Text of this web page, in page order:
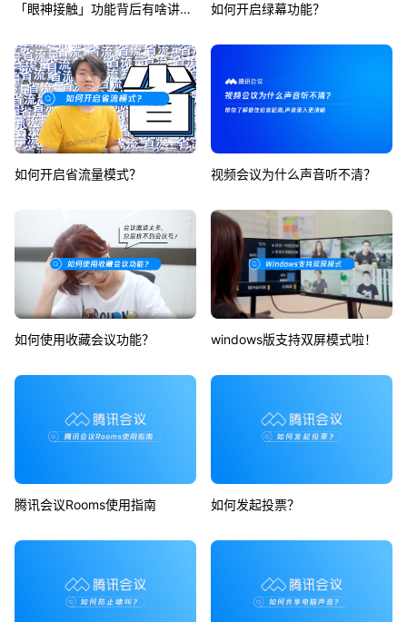
「眼神接触」功能背后有啥讲究？ 如何开启绿幕功能？
如何开启省流量模式？ 视频会议为什么声音听不清？
如何使用收藏会议功能？ windows版支持双屏模式啦！
腾讯会议Rooms使用指南 如何发起投票？